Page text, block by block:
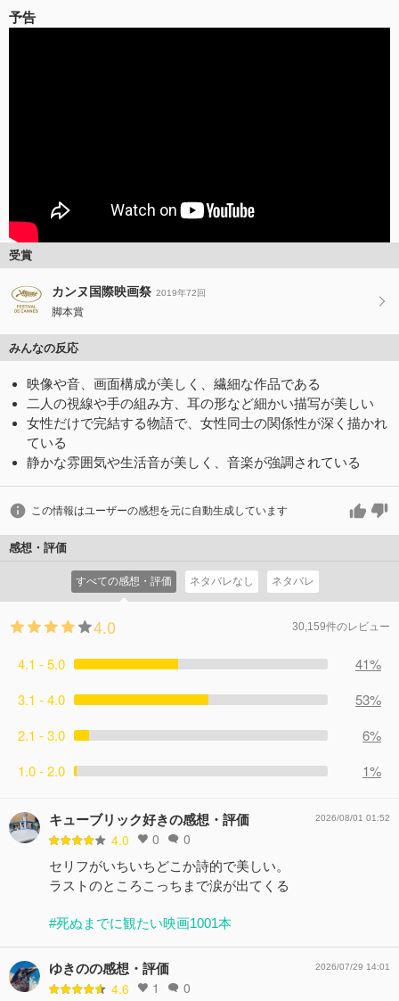
予告
受賞
カンヌ国際映画祭 2019年72回
脚本賞
みんなの反応
映像や音、画面構成が美しく、繊細な作品である
二人の視線や手の組み方、耳の形など細かい描写が美しい
女性だけで完結する物語で、女性同士の関係性が深く描かれ
ている
静かな雰囲気や生活音が美しく、音楽が強調されている
この情報はユーザーの感想を元に自動生成しています
感想・評価
すべての感想・評価 ネタバレなし ネタバレ
4.0 30,159件のレビュー
4.1 - 5.0
41%
3.1 - 4.0
53%
2.1 - 3.0
6%
1.0 - 2.0
1%
キューブリック好きの感想・評価
4.0 0 0
2026/08/01 01:52
セリフがいちいちどこか詩的で美しい。
ラストのところこっちまで涙が出てくる
#死ぬまでに観たい映画1001本
ゆきのの感想・評価
4.6 1 0
2026/07/29 14:01